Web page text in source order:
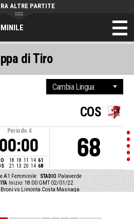
ALTRE PARTITE
Periodo 4
00:00
18 18 11 14 61
21 13 20 14 68
COS
68
A1 Femminile STADIO Palaverde
Inizio: 18:00 GMT 02/01/22
vs Limonta Costa Masnaga
di Tiro